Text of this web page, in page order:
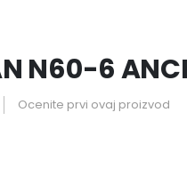
N60-6
Ocenite prvi ovaj proizvod